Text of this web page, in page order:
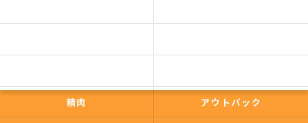
精肉 アウトパック